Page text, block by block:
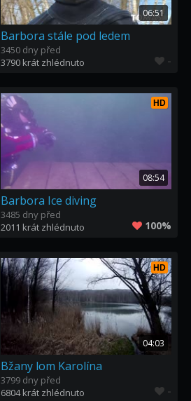
06:51
Barbora stále pod ledem
3450 dny před
3790 krát zhlédnuto
-
HD
08:54
Barbora Ice diving
3485 dny před
2011 krát zhlédnuto
100%
HD
04:03
Bžany lom Karolína
3799 dny před
6804 krát zhlédnuto
-